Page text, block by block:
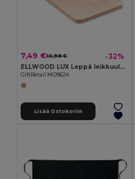
7,49 €10,98 € -32%
ELLWOOD LUX Leppä leikkuulauta
GiftRetail MO9624
Lisää Ostokoriin